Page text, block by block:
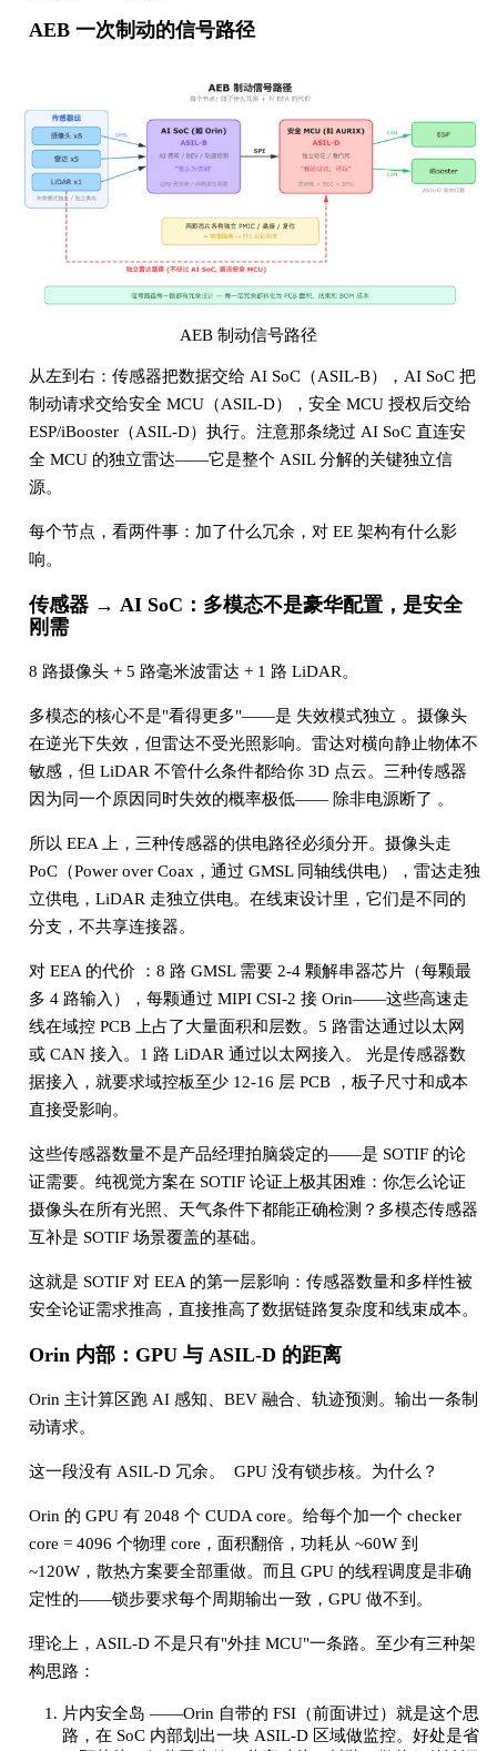
AEB 一次制动的信号路径
AEB 制动信号路径
从左到右：传感器把数据交给 AI SoC（ASIL-B），AI SoC 把
制动请求交给安全 MCU（ASIL-D），安全 MCU 授权后交给
ESP/iBooster（ASIL-D）执行。注意那条绕过 AI SoC 直连安
全 MCU 的独立雷达——它是整个 ASIL 分解的关键独立信
源。
每个节点，看两件事：加了什么冗余，对 EE 架构有什么影
响。
传感器 → AI SoC：多模态不是豪华配置，是安全
刚需
8 路摄像头 + 5 路毫米波雷达 + 1 路 LiDAR。
多模态的核心不是"看得更多"——是 失效模式独立 。摄像头
在逆光下失效，但雷达不受光照影响。雷达对横向静止物体不
敏感，但 LiDAR 不管什么条件都给你 3D 点云。三种传感器
因为同一个原因同时失效的概率极低—— 除非电源断了 。
所以 EEA 上，三种传感器的供电路径必须分开。摄像头走
PoC（Power over Coax，通过 GMSL 同轴线供电），雷达走独
立供电，LiDAR 走独立供电。在线束设计里，它们是不同的
分支，不共享连接器。
对 EEA 的代价 ：8 路 GMSL 需要 2-4 颗解串器芯片（每颗最
多 4 路输入），每颗通过 MIPI CSI-2 接 Orin——这些高速走
线在域控 PCB 上占了大量面积和层数。5 路雷达通过以太网
或 CAN 接入。1 路 LiDAR 通过以太网接入。 光是传感器数
据接入，就要求域控板至少 12-16 层 PCB ，板子尺寸和成本
直接受影响。
这些传感器数量不是产品经理拍脑袋定的——是 SOTIF 的论
证需要。纯视觉方案在 SOTIF 论证上极其困难：你怎么论证
摄像头在所有光照、天气条件下都能正确检测？多模态传感器
互补是 SOTIF 场景覆盖的基础。
这就是 SOTIF 对 EEA 的第一层影响：传感器数量和多样性被
安全论证需求推高，直接推高了数据链路复杂度和线束成本。
Orin 内部：GPU 与 ASIL-D 的距离
Orin 主计算区跑 AI 感知、BEV 融合、轨迹预测。输出一条制
动请求。
这一段没有 ASIL-D 冗余。 GPU 没有锁步核。为什么？
Orin 的 GPU 有 2048 个 CUDA core。给每个加一个 checker
core = 4096 个物理 core，面积翻倍，功耗从 ~60W 到
~120W，散热方案要全部重做。而且 GPU 的线程调度是非确
定性的——锁步要求每个周期输出一致，GPU 做不到。
理论上，ASIL-D 不是只有"外挂 MCU"一条路。至少有三种架
构思路：
片内安全岛 ——Orin 自带的 FSI（前面讲过）就是这个思
路，在 SoC 内部划出一块 ASIL-D 区域做监控。好处是省